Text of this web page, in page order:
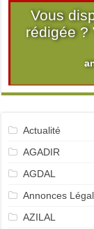
Vous
rédigée ?
Actualité
AGADIR
AGDAL
Annonces
AZILAL